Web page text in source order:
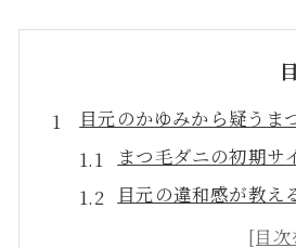
目元のかゆみから疑うま
まつ毛ダニの初期サ
目元の違和感が教え
かゆみや抜け毛に隠